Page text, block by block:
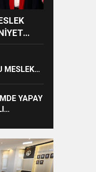
MESLEK
YAPAY